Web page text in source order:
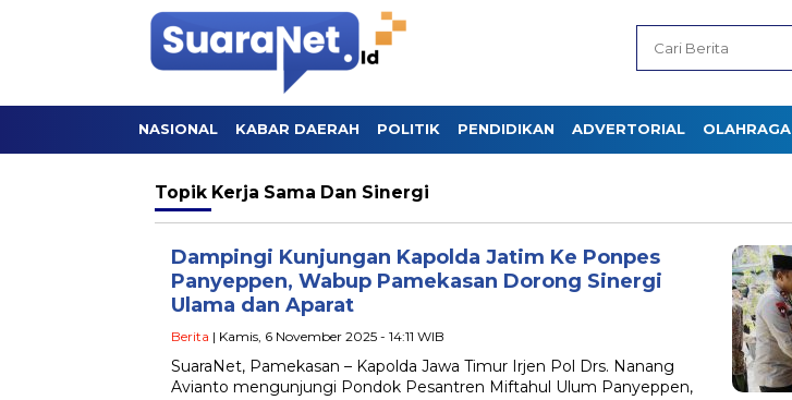
NASIONAL KABAR DAERAH POLITIK PENDIDIKAN ADVERTORIAL OLAHRAGA
Topik Kerja Sama Dan Sinergi
Dampingi Kunjungan Kapolda Jatim Ke Ponpes
Panyeppen, Wabup Pamekasan Dorong Sinergi
Ulama dan Aparat
Berita | Kamis, 6 November 2025 - 14:11 WIB
SuaraNet, Pamekasan – Kapolda Jawa Timur Irjen Pol Drs. Nanang
Avianto mengunjungi Pondok Pesantren Miftahul Ulum Panyeppen,